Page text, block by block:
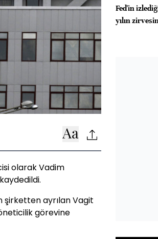
olarak Vadim
şirketten ayrılan Vagit
görevine
Fed'in
yılın